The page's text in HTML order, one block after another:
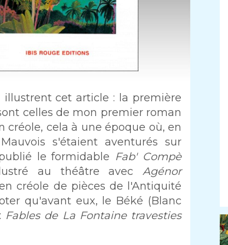
cet article : la première
celles de mon premier roman
cela à une époque où, en
s'étaient aventurés sur
le formidable Fab' Compè
au théâtre avecAgénor
créole de pièces de l'Antiquité
qu'avant eux, le Béké (Blanc
Fables de La Fontaine travesties